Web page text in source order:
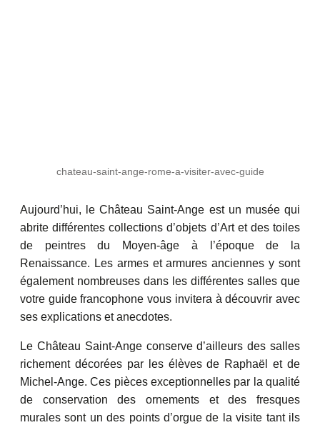
chateau-saint-ange-rome-a-visiter-avec-guide
Aujourd’hui, le Château Saint-Ange est un musée qui
abrite différentes collections d’objets d’Art et des toiles
de peintres du Moyen-âge à l’époque de la
Renaissance. Les armes et armures anciennes y sont
également nombreuses dans les différentes salles que
votre guide francophone vous invitera à découvrir avec
ses explications et anecdotes.
Le Château Saint-Ange conserve d’ailleurs des salles
richement décorées par les élèves de Raphaël et de
Michel-Ange. Ces pièces exceptionnelles par la qualité
de conservation des ornements et des fresques
murales sont un des points d’orgue de la visite tant ils